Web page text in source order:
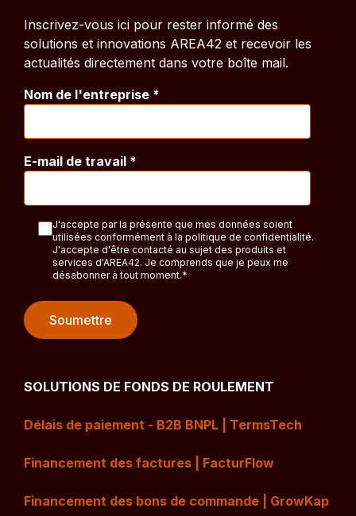
Inscrivez-vous ici pour rester informé des
solutions et innovations AREA42 et recevoir les
actualités directement dans votre boîte mail.
Nom de l'entreprise *
E-mail de travail *
J'accepte par la présente que mes données soient
utilisées conformément à la politique de confidentialité.
J'accepte d'être contacté au sujet des produits et
services d'AREA42. Je comprends que je peux me
désabonner à tout moment.*
SOLUTIONS DE FONDS DE ROULEMENT
Délais de paiement - B2B BNPL | TermsTech
Financement des factures | FacturFlow
Financement des bons de commande | GrowKap